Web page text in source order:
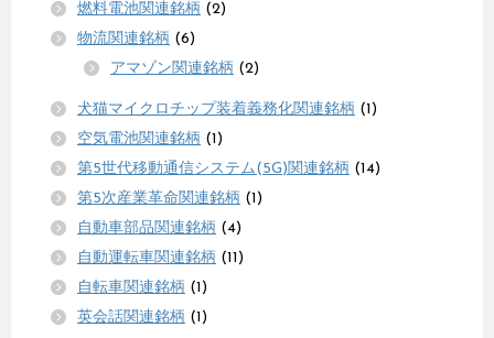
燃料電池関連銘柄 (2)
物流関連銘柄 (6)
アマゾン関連銘柄 (2)
犬猫マイクロチップ装着義務化関連銘柄 (1)
空気電池関連銘柄 (1)
第5世代移動通信システム(5G)関連銘柄 (14)
第5次産業革命関連銘柄 (1)
自動車部品関連銘柄 (4)
自動運転車関連銘柄 (11)
自転車関連銘柄 (1)
英会話関連銘柄 (1)